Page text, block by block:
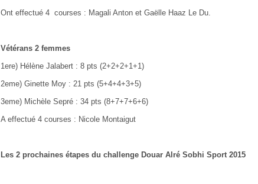
Ont effectué 4 courses : Magali Anton et Gaëlle Haaz Le Du.
Vétérans 2 femmes
1ere) Hélène Jalabert : 8 pts (2+2+2+1+1)
2eme) Ginette Moy : 21 pts (5+4+4+3+5)
3eme) Michèle Sepré : 34 pts (8+7+7+6+6)
A effectué 4 courses : Nicole Montaigut
Les 2 prochaines étapes du challenge Douar Alré Sobhi Sport 2015